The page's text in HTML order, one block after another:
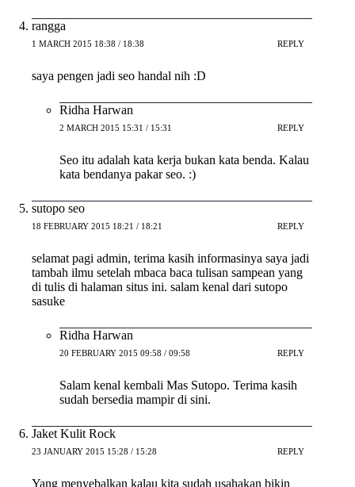
rangga
1 MARCH 2015 18:38 / 18:38 REPLY
saya pengen jadi seo handal nih :D
Ridha Harwan
2 MARCH 2015 15:31 / 15:31 REPLY
Seo itu adalah kata kerja bukan kata benda. Kalau
kata bendanya pakar seo. :)
sutopo seo
18 FEBRUARY 2015 18:21 / 18:21 REPLY
selamat pagi admin, terima kasih informasinya saya jadi
tambah ilmu setelah mbaca baca tulisan sampean yang
di tulis di halaman situs ini. salam kenal dari sutopo
sasuke
Ridha Harwan
20 FEBRUARY 2015 09:58 / 09:58 REPLY
Salam kenal kembali Mas Sutopo. Terima kasih
sudah bersedia mampir di sini.
Jaket Kulit Rock
23 JANUARY 2015 15:28 / 15:28 REPLY
Yang menyebalkan kalau kita sudah usahakan bikin